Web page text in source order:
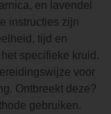
en lavendel
instructies zijn
tijd en
specifieke kruid.
voor
Ontbreekt deze?
gebruiken.